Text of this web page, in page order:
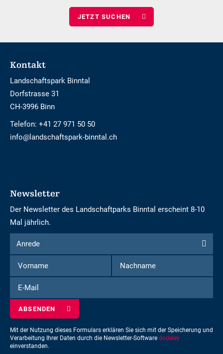
Footer
Kontakt
Landschaftspark Binntal
Dorfstrasse 31
CH-3996 Binn
Telefon: +41 27 971 50 50
info@landschaftspark-binntal.ch
Newsletter
Der Newsletter des Landschaftparks Binntal erscheint 8-10
Mal jährlich.
Formular
um
sich
für
den
einzuschreiben
Anrede
Anrede
Vorname
Nachname
Mail
Mit der Nutzung dieses Formulars erklären Sie sich mit der Speicherung und
Verarbeitung Ihrer Daten durch die Newsletter-Software dodeley
einverstanden.